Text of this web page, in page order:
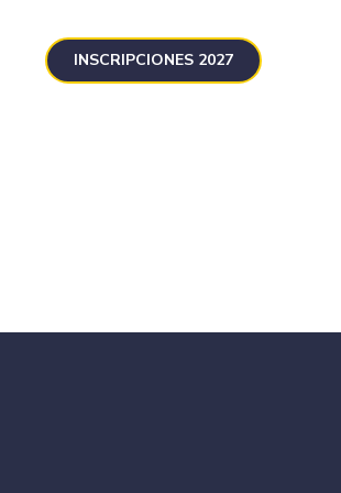
INSCRIPCIONES 2027